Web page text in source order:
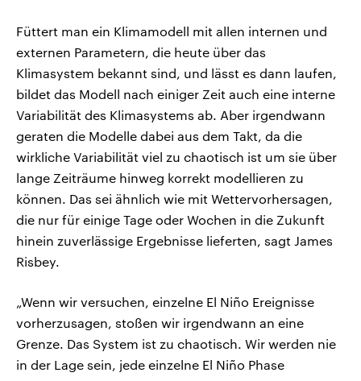
Füttert man ein Klimamodell mit allen internen und
externen Parametern, die heute über das
Klimasystem bekannt sind, und lässt es dann laufen,
bildet das Modell nach einiger Zeit auch eine interne
Variabilität des Klimasystems ab. Aber irgendwann
geraten die Modelle dabei aus dem Takt, da die
wirkliche Variabilität viel zu chaotisch ist um sie über
lange Zeiträume hinweg korrekt modellieren zu
können. Das sei ähnlich wie mit Wettervorhersagen,
die nur für einige Tage oder Wochen in die Zukunft
hinein zuverlässige Ergebnisse lieferten, sagt James
Risbey.
„Wenn wir versuchen, einzelne El Niño Ereignisse
vorherzusagen, stoßen wir irgendwann an eine
Grenze. Das System ist zu chaotisch. Wir werden nie
in der Lage sein, jede einzelne El Niño Phase